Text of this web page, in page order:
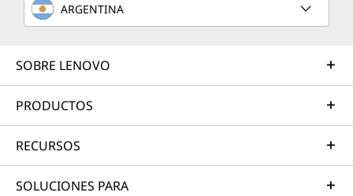
ARGENTINA
SOBRE LENOVO
PRODUCTOS
RECURSOS
SOLUCIONES PARA